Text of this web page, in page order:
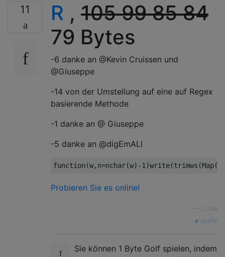
11 R , 105998584
79 Bytes
-6 danke an @Kevin Cruissen und
@Giuseppe
-14 von der Umstellung auf eine auf Regex
basierende Methode
-1 danke an @ Giuseppe
-5 danke an @digEmALl
function (w, n=nchar(w) -1 )write(trimws (Map(
Probieren Sie es online!
J.Doe
quelle
Sie können 1 Byte Golf spielen, indem